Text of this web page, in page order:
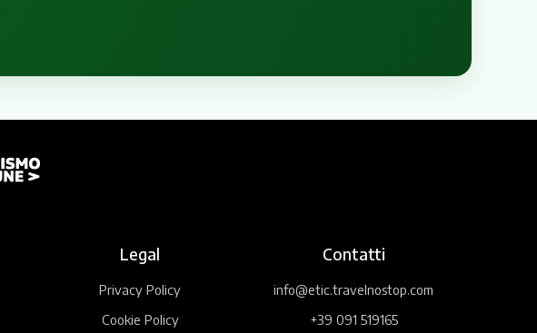
Legal
Privacy Policy
Cookie Policy
Contatti
info@etic.travelnostop.com
+39 091 519165